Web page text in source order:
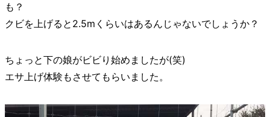
も？
クビを上げると2.5mくらいはあるんじゃないでしょうか？
ちょっと下の娘がビビり始めましたが(笑)
エサ上げ体験もさせてもらいました。